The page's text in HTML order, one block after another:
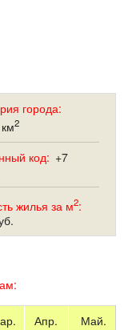
города:
2
код: +7
жилья за м2:
Апр.
Май.